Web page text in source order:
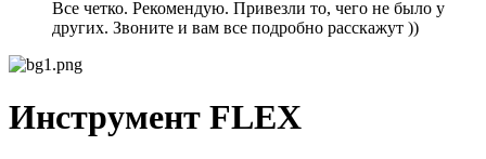
Все четко. Рекомендую. Привезли то, чего не было у
других. Звоните и вам все подробно расскажут ))
Инструмент FLEX